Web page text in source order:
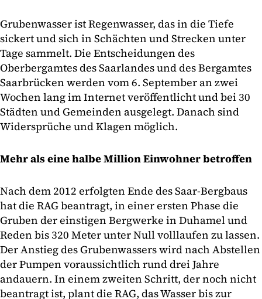
Grubenwasser ist Regenwasser, das in die Tiefe
sickert und sich in Schächten und Strecken unter
Tage sammelt. Die Entscheidungen des
Oberbergamtes des Saarlandes und des Bergamtes
Saarbrücken werden vom 6. September an zwei
Wochen lang im Internet veröffentlicht und bei 30
Städten und Gemeinden ausgelegt. Danach sind
Widersprüche und Klagen möglich.
Mehr als eine halbe Million Einwohner betroffen
Nach dem 2012 erfolgten Ende des Saar-Bergbaus
hat die RAG beantragt, in einer ersten Phase die
Gruben der einstigen Bergwerke in Duhamel und
Reden bis 320 Meter unter Null volllaufen zu lassen.
Der Anstieg des Grubenwassers wird nach Abstellen
der Pumpen voraussichtlich rund drei Jahre
andauern. In einem zweiten Schritt, der noch nicht
beantragt ist, plant die RAG, das Wasser bis zur